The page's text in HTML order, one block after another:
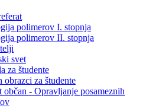
polimerov I. stopnja
polimerov II. stopnja
svet
za študente
obrazci za študente
občan - Opravljanje posameznih